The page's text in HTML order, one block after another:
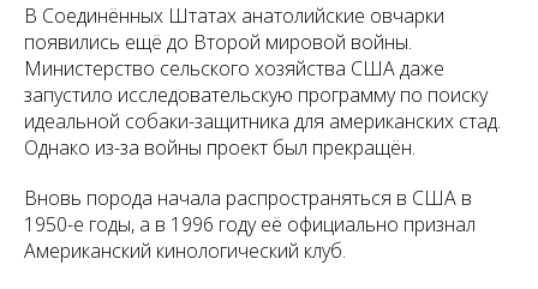
В Соединённых Штатах анатолийские овчарки
появились ещё до Второй мировой войны.
Министерство сельского хозяйства США даже
запустило исследовательскую программу по поиску
идеальной собаки-защитника для американских стад.
Однако из-за войны проект был прекращён.
Вновь порода начала распространяться в США в
1950-е годы, а в 1996 году её официально признал
Американский кинологический клуб.